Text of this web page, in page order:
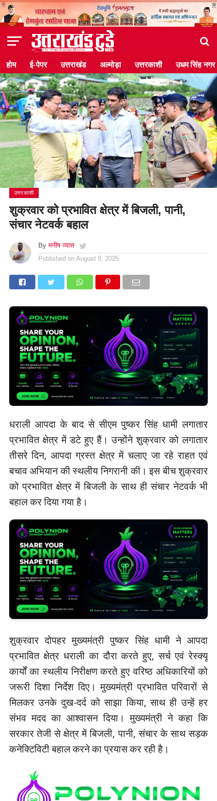
होम ई-पेपर उत्तराखंड अल्मोड़ा उत्तरकाशी उधम सिंह नगर
उत्तरकाशी
शुक्रवार को प्रभावित क्षेत्र में बिजली, पानी,
संचार नेटवर्क बहाल
By मनीष व्यास
Published on August 8, 2025
धराली आपदा के बाद से सीएम पुष्कर सिंह धामी लगातार
प्रभावित क्षेत्र में डटे हुए हैं। उन्होंने शुक्रवार को लगातार
तीसरे दिन, आपदा ग्रस्त क्षेत्र में चलाए जा रहे राहत एवं
बचाव अभियान की स्थलीय निगरानी की। इस बीच शुक्रवार
को प्रभावित क्षेत्र में बिजली के साथ ही संचार नेटवर्क भी
बहाल कर दिया गया है।
शुक्रवार दोपहर मुख्यमंत्री पुष्कर सिंह धामी ने आपदा
प्रभावित क्षेत्र धराली का दौरा करते हुए, सर्च एवं रेस्क्यू
कार्यों का स्थलीय निरीक्षण करते हुए वरिष्ठ अधिकारियों को
जरूरी दिशा निर्देश दिए। मुख्यमंत्री प्रभावित परिवारों से
मिलकर उनके दुख-दर्द को साझा किया, साथ ही उन्हें हर
संभव मदद का आश्वासन दिया। मुख्यमंत्री ने कहा कि
सरकार तेजी से क्षेत्र में बिजली, पानी, संचार के साथ सड़क
कनेक्टिविटी बहाल करने का प्रयास कर रही है।